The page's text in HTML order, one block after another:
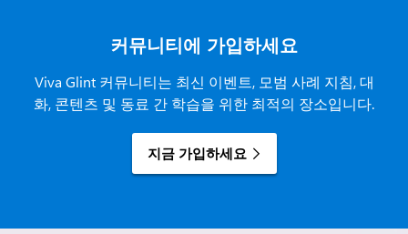
커뮤니티에 가입하세요
Viva Glint 커뮤니티는 최신 이벤트, 모범 사례 지침, 대
화, 콘텐츠 및 동료 간 학습을 위한 최적의 장소입니다.
지금 가입하세요